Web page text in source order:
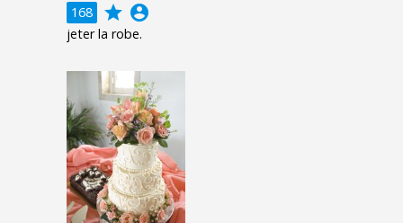
168 grade account_circle
jeter la robe.